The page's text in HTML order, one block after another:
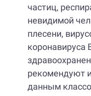
частиц,
невидимой
плесени,
коронавируса
рекомендуют
данным